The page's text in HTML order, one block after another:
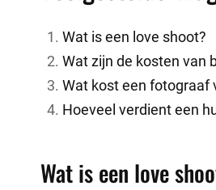
Wat is een love shoot?
Wat zijn de kosten van
Wat kost een fotograaf
Hoeveel verdient een
Wat is een love